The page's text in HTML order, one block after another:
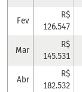
Fev
R$
126.547
Mar
R$
145.531
Abr
R$
182.532